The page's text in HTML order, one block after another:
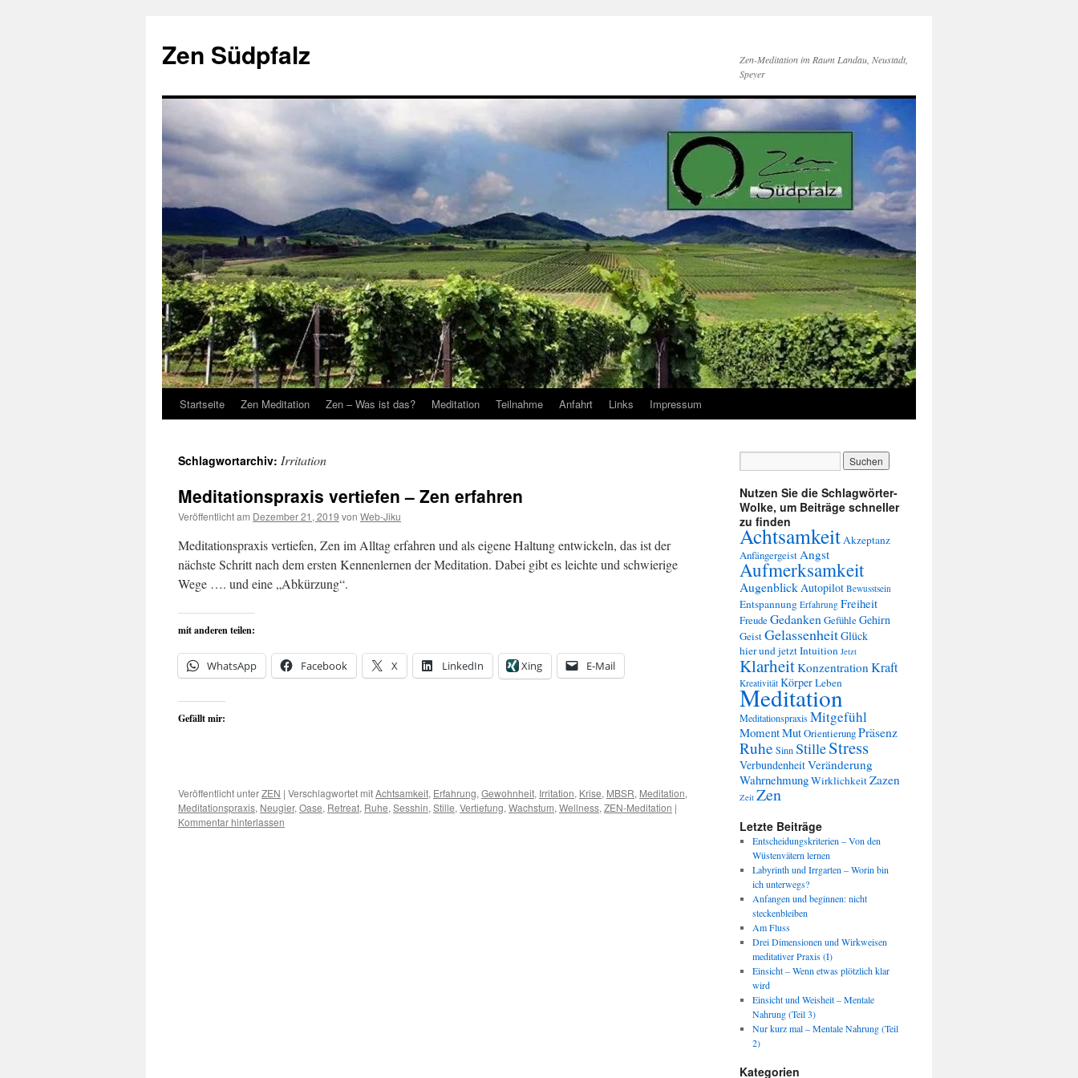
springen
Zen Südpfalz
Zen-Meditation im Raum Landau, Neustadt,
Speyer
Startseite Zen Meditation Zen – Was ist das? Meditation Teilnahme Anfahrt Links Impressum
Schlagwortarchiv: Irritation
Meditationspraxis vertiefen – Zen erfahren
Veröffentlicht am Dezember 21, 2019 von Web-Jiku
Meditationspraxis vertiefen, Zen im Alltag erfahren und als eigene Haltung entwickeln, das ist der
nächste Schritt nach dem ersten Kennenlernen der Meditation. Dabei gibt es leichte und schwierige
Wege …. und eine „Abkürzung“.
mit anderen teilen:
WhatsApp Facebook X LinkedIn Xing E-Mail
Gefällt mir:
Veröffentlicht unterZEN | Verschlagwortet mitAchtsamkeit, Erfahrung, Gewohnheit, Irritation, Krise, MBSR, Meditation,
Meditationspraxis, Neugier, Oase, Retreat, Ruhe, Sesshin, Stille, Vertiefung, Wachstum, Wellness, ZEN-Meditation |
Kommentar hinterlassen
Nutzen Sie die Schlagwörter-
Wolke, um Beiträge schneller
zu finden
AchtsamkeitAkzeptanz
AnfängergeistAngst
Aufmerksamkeit
AugenblickAutopilot Bewusstsein
Entspannung Erfahrung Freiheit
FreudeGedanken GefühleGehirn
GeistGelassenheitGlück
hier und jetztIntuition Jetzt
KlarheitKonzentrationKraft
Kreativität KörperLeben
Meditation
MeditationspraxisMitgefühl
MomentMutOrientierungPräsenz
Ruhe SinnStilleStress
VerbundenheitVeränderung
WahrnehmungWirklichkeitZazen
Zeit Zen
Letzte Beiträge
Entscheidungskriterien – Von den
Wüstenvätern lernen
Labyrinth und Irrgarten – Worin bin
ich unterwegs?
Anfangen und beginnen: nicht
steckenbleiben
Am Fluss
Drei Dimensionen und Wirkweisen
meditativer Praxis (I)
Einsicht – Wenn etwas plötzlich klar
wird
Einsicht und Weisheit – Mentale
Nahrung (Teil 3)
Nur kurz mal – Mentale Nahrung (Teil
2)
Kategorien